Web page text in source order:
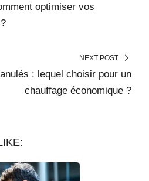
optimiser vos
NEXT POST
: lequel choisir pour un
chauffage économique ?